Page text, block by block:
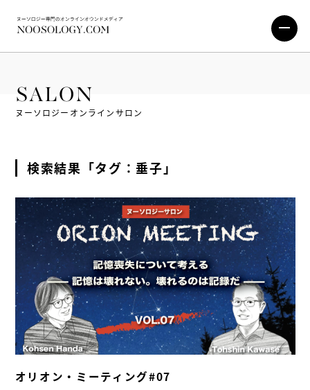
SALON
ヌーソロジーオンラインサロン
検索結果「タグ：垂子」
オリオン・ミーティング#07